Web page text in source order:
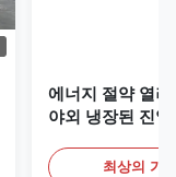
에너지 절약 열
야외 냉장된 진열
최상의 가